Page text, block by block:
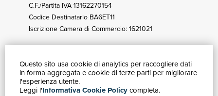
Questo sito usa cookie di analytics per raccogliere dati
in forma aggregata e cookie di terze parti per migliorare
l'esperienza utente.
Leggi l'Informativa Cookie Policycompleta.
C.F./Partita IVA 13162270154
Codice Destinatario BA6ET11
Iscrizione Camera di Commercio: 1621021
GUIDA ACQUISTI
Catalogo
Ricerca avanzata